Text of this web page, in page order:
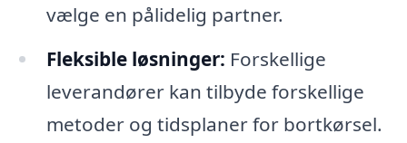
vælge en pålidelig partner.
Fleksible løsninger: Forskellige
leverandører kan tilbyde forskellige
metoder og tidsplaner for bortkørsel.